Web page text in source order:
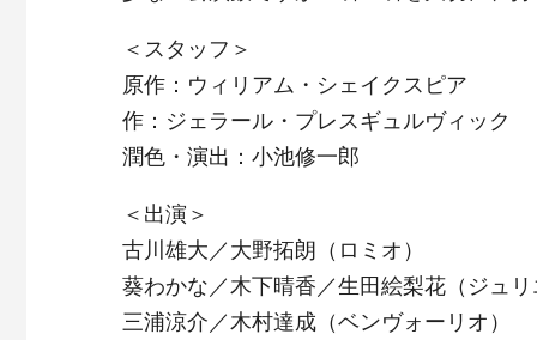
＜スタッフ＞
原作：ウィリアム・シェイクスピア
作：ジェラール・プレスギュルヴィック
潤色・演出：小池修一郎
＜出演＞
古川雄大／大野拓朗（ロミオ）
葵わかな／木下晴香／生田絵梨花（ジュ
三浦涼介／木村達成（ベンヴォーリオ）